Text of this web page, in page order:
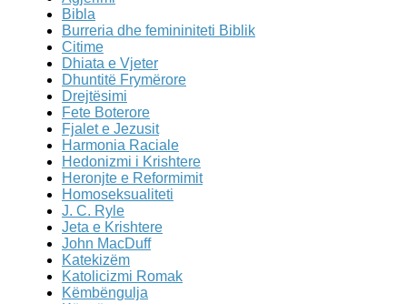
Bibla
Burreria dhe femininiteti Biblik
Citime
Dhiata e Vjeter
Dhuntitë Frymërore
Drejtësimi
Fete Boterore
Fjalet e Jezusit
Harmonia Raciale
Hedonizmi i Krishtere
Heronjte e Reformimit
Homoseksualiteti
J. C. Ryle
Jeta e Krishtere
John MacDuff
Katekizëm
Katolicizmi Romak
Këmbëngulja